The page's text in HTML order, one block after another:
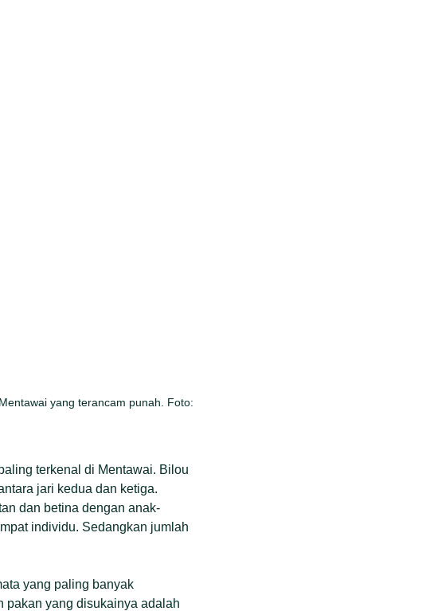
yang terancam punah. Foto:
terkenal di Mentawai. Bilou
jari kedua dan ketiga.
dan betina dengan anak-
individu. Sedangkan jumlah
yang paling banyak
pakan yang disukainya adalah